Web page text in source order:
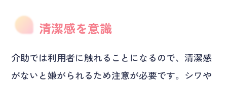
清潔感を意識
介助では利用者に触れることになるので、清潔感
がないと嫌がられるため注意が必要です。シワや